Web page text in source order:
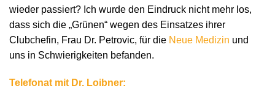
wieder passiert? Ich wurde den Eindruck nicht mehr los,
dass sich die „Grünen“ wegen des Einsatzes ihrer
Clubchefin, Frau Dr. Petrovic, für die Neue Medizin und
uns in Schwierigkeiten befanden.
Telefonat mit Dr. Loibner: